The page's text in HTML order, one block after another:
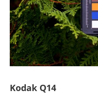
Kodak Q14